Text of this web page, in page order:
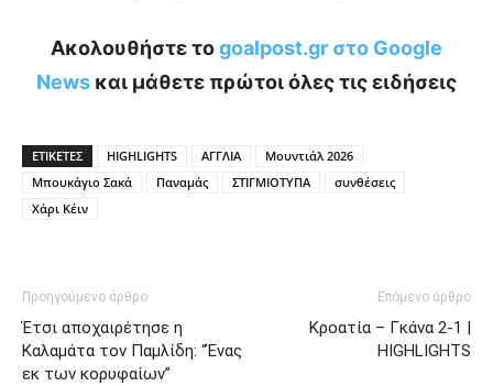
Ακολουθήστε τοgoalpost.gr στο Google
News και μάθετε πρώτοι όλες τις ειδήσεις
ΕΤΙΚΕΤΕΣ HIGHLIGHTS ΑΓΓΛΙΑ
Μουντιάλ 2026
Μπουκάγιο Σακά
Παναμάς ΣΤΙΓΜΙΟΤΥΠΑ
συνθέσεις
Χάρι Κέιν
Προηγούμενο άρθρο
Έτσι αποχαιρέτησε η
Καλαμάτα τον Παμλίδη: “Ένας
εκ των κορυφαίων”
Επόμενο άρθρο
Κροατία – Γκάνα 2-1 |
HIGHLIGHTS